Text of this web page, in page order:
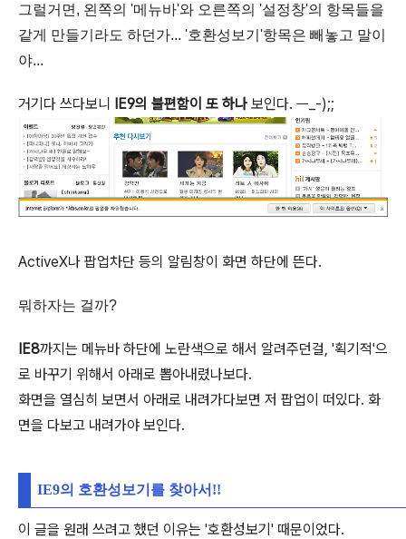
그럴거면, 왼쪽의 '메뉴바'와 오른쪽의 '설정창'의 항목들을
같게 만들기라도 하던가... '호환성보기'항목은 빼놓고 말이
야...
거기다 쓰다보니 IE9의 불편함이 또 하나 보인다. ㅡ_-);;
ActiveX나 팝업차단 등의 알림창이 화면 하단에 뜬다.
뭐하자는 걸까?
IE8까지는 메뉴바 하단에 노란색으로 해서 알려주던걸, '획기적'으
로 바꾸기 위해서 아래로 뽑아내렸나보다.
화면을 열심히 보면서 아래로 내려가다보면 저 팝업이 떠있다. 화
면을 다보고 내려가야 보인다.
IE9의 호환성보기를 찾아서!!
이 글을 원래 쓰려고 했던 이유는 '호환성보기' 때문이었다.